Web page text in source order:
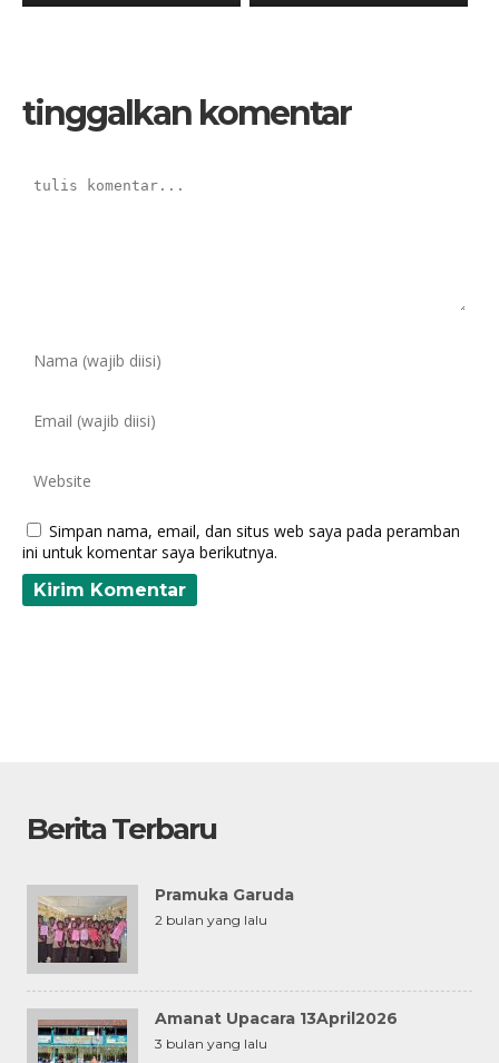
tinggalkan komentar
Simpan nama, email, dan situs web saya pada peramban
ini untuk komentar saya berikutnya.
Berita Terbaru
Pramuka Garuda
2 bulan yang lalu
Amanat Upacara 13April2026
3 bulan yang lalu